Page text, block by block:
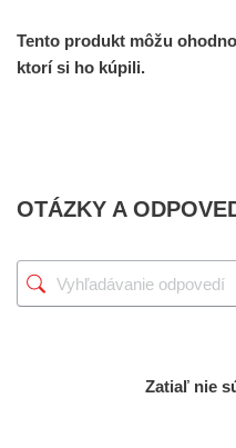
Tento produkt môžu
ktorí si ho kúpili.
OTÁZKY A
Zatiaľ nie